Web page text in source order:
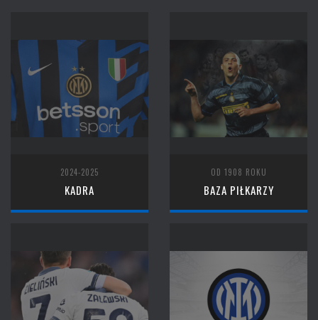
2024-2025
KADRA
OD 1908 ROKU
BAZA PIŁKARZY